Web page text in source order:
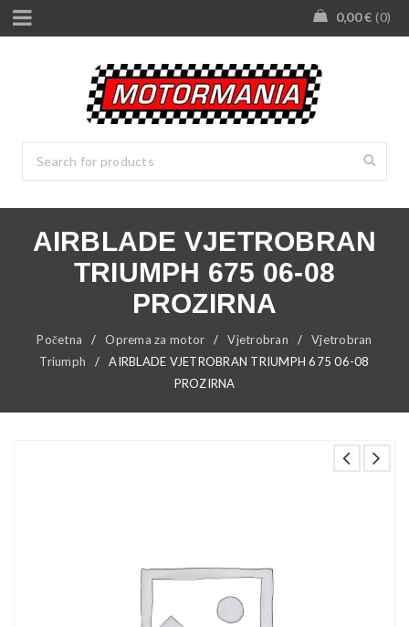
0,00€ 0
AIRBLADE VJETROBRAN
TRIUMPH 675 06-08
PROZIRNA
Početna / Oprema za motor / Vjetrobran /
Vjetrobran
Triumph
/
AIRBLADE VJETROBRAN TRIUMPH 675 06-08
PROZIRNA